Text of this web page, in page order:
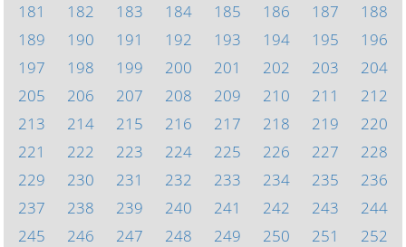
181
182 183 184 185 186 187
188
189
190 191 192 193 194 195
196
197
198 199 200 201 202 203
204
205
206 207 208 209 210 211
212
213
214 215 216 217 218 219
220
221
222 223 224 225 226 227
228
229
230 231 232 233 234 235
236
237
238 239 240 241 242 243
244
245
246 247 248 249 250 251
252